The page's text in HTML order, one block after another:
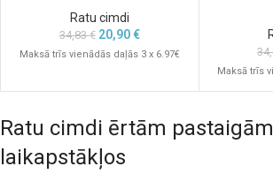
Ratu cimdi
34,83€ 20,90€
Maksā trīs vienādās daļās 3 x 6.97€
Maksā trīs
Ratu cimdi ērtām
laikapstākļos